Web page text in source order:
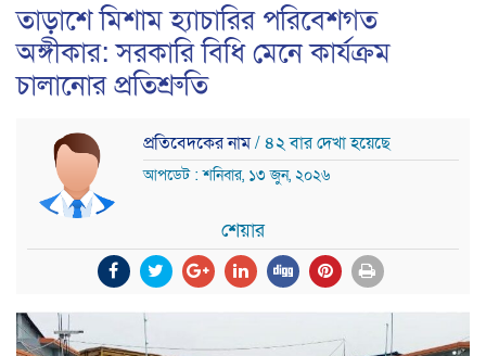
তাড়াশে মিশাম হ্যাচারির পরিবেশগত
অঙ্গীকার: সরকারি বিধি মেনে কার্যক্রম
চালানোর প্রতিশ্রুতি
প্রতিবেদকের নাম/ ৪২ বার দেখা হয়েছে
আপডেট : শনিবার, ১৩ জুন, ২০২৬
শেয়ার